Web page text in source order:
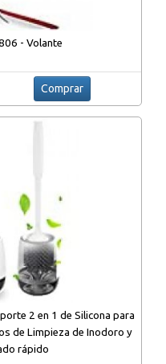
- Volante
Comprar
2 en 1 de Silicona para
de Limpieza de Inodoro y
rápido